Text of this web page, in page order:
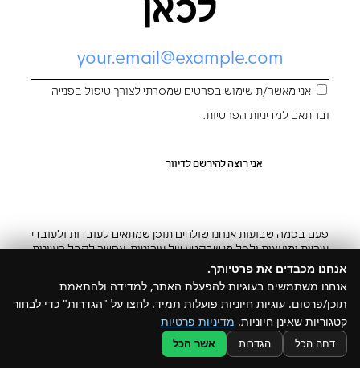
לכאן
אני מאשר/ת שימוש בפרטים שמסרתי לצורך טיפול בפנייה
ובהתאם למדיניות הפרטיות.
פעם בכמה שבועות אנחנו שולחים תוכן שמתאים לעובדות ולעובדי
עיריות ומועצות ולכל מי שבקטע של עירוניות. אפשר לקבל רעיונות
@ כל הזכויות שמורות ל –Build
אנחנו מכבדים את פרטיותך.
אנחנו משתמשים בעוגיות להפעלת האתר, למדידה ולהתאמת
תוכן/פרסום. עוגיות חיוניות פועלות תמיד. לחצו על "הגדרות" כדי לבחור
קטגוריות שאינן חיוניות. מדיניות פרטיות
דחה הכל הגדרות אשר הכל